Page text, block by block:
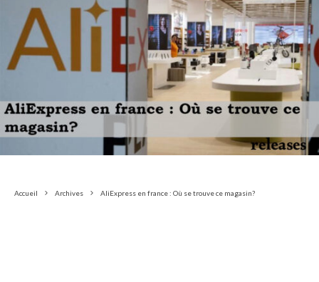
Accueil Archives AliExpress en france : Où se trouve ce magasin?